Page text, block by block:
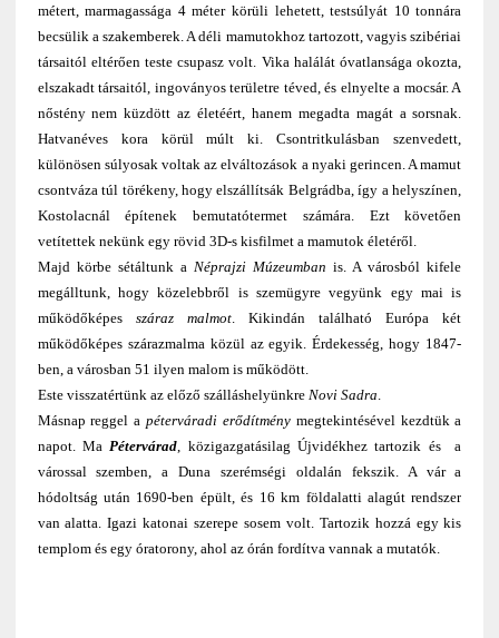
métert, marmagassága 4 méter körüli lehetett, testsúlyát 10 tonnára
becsülik a szakemberek. A déli mamutokhoz tartozott, vagyis szibériai
társaitól eltérően teste csupasz volt. Vika halálát óvatlansága okozta,
elszakadt társaitól, ingoványos területre téved, és elnyelte a mocsár. A
nőstény nem küzdött az életéért, hanem megadta magát a sorsnak.
Hatvanéves kora körül múlt ki. Csontritkulásban szenvedett,
különösen súlyosak voltak az elváltozások a nyaki gerincen. A mamut
csontváza túl törékeny, hogy elszállítsák Belgrádba, így a helyszínen,
Kostolacnál építenek bemutatótermet számára. Ezt követően
vetítettek nekünk egy rövid 3D-s kisfilmet a mamutok életéről.
Majd körbe sétáltunk a Néprajzi Múzeumban is. A városból kifele
megálltunk, hogy közelebbről is szemügyre vegyünk egy mai is
működőképes száraz malmot. Kikindán található Európa két
működőképes szárazmalma közül az egyik. Érdekesség, hogy 1847-
ben, a városban 51 ilyen malom is működött.
Este visszatértünk az előző szálláshelyünkre Novi Sadra
Másnap reggel apéterváradi erődítménymegtekintésével kezdtük a
napot. Ma Pétervárad , közigazgatásilag Újvidékhez tartozik és a
várossal szemben, a Duna szerémségi oldalán fekszik. A vár a
hódoltság után 1690-ben épült, és 16 km földalatti alagút rendszer
van alatta. Igazi katonai szerepe sosem volt. Tartozik hozzá egy kis
templom és egy óratorony, ahol az órán fordítva vannak a mutatók.